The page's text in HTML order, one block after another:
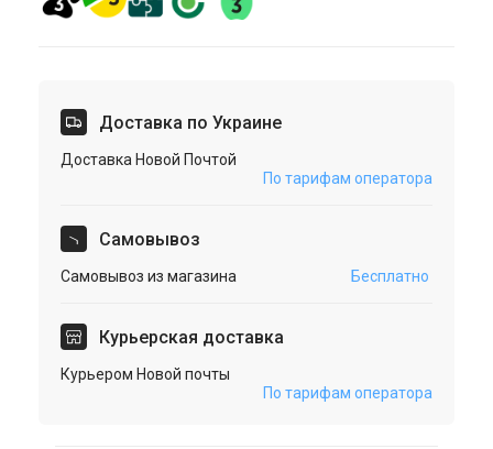
Доставка по Украине
Доставка Новой Почтой
По тарифам оператора
Cамовывоз
Самовывоз из магазина Бесплатно
Курьерская доставка
Курьером Новой почты
По тарифам оператора